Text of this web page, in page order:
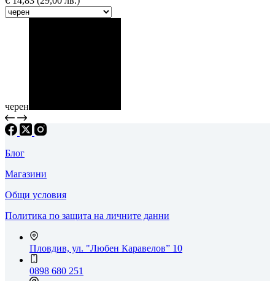
черен
Блог
Магазини
Общи условия
Политика по защита на личните данни
Пловдив, ул. "Любен Каравелов” 10
0898 680 251